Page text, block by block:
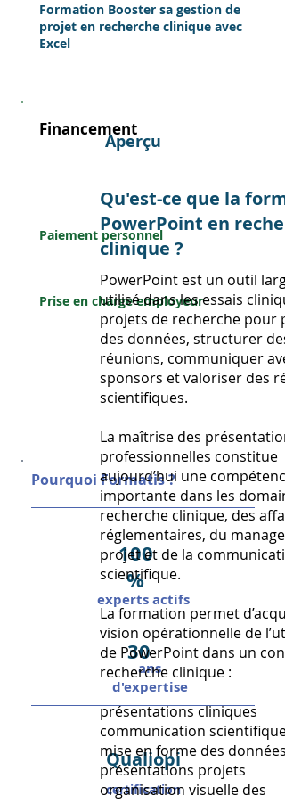
Formation Booster sa gestion de
projet en recherche clinique avec
Excel
Financement
nnel
Paiement personnel
Entreprise
Prise en charge employeur
Pourquoi Formatis ?
100
%
experts actifs
30
ans
d'expertise
Qualiopi
certification
Aperçu
Qu'est-ce que la
PowerPoint en
clinique ?
PowerPoint est un outil
utilisé dans les essais
projets de recherche pour
des données, structurer des
réunions, communiquer
sponsors et valoriser des
scientifiques.
La maîtrise des
professionnelles constitue
aujourd’hui une compétence
importante dans les
recherche clinique, des
réglementaires, du
projet et de la
scientifique.
La formation permet
vision opérationnelle de
de PowerPoint dans un
recherche clinique :
présentations cliniques
communication scientifique
mise en forme des données
présentations projets
organisation visuelle des